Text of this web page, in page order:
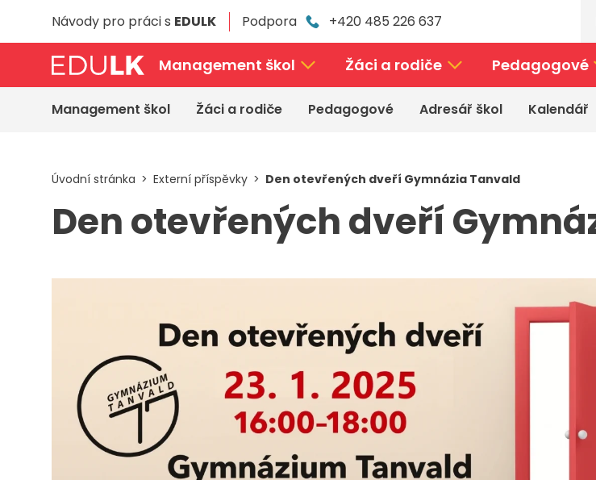
Návody pro práci s EDULK Podpora +420 485 226 637
Management škol Žáci a rodiče Pedagogové
Management škol Žáci a rodiče Pedagogové Adresář škol Kalendář
Úvodní stránka Externí příspěvky Den otevřených dveří Gymnázia Tanvald
Den otevřených dveří